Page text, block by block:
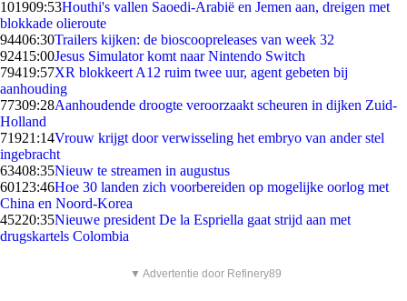
101909:53Houthi's vallen Saoedi-Arabië en Jemen aan, dreigen met
blokkade olieroute
94406:30Trailers kijken: de bioscoopreleases van week 32
92415:00Jesus Simulator komt naar Nintendo Switch
79419:57XR blokkeert A12 ruim twee uur, agent gebeten bij
aanhouding
77309:28Aanhoudende droogte veroorzaakt scheuren in dijken Zuid-
Holland
71921:14Vrouw krijgt door verwisseling het embryo van ander stel
ingebracht
63408:35Nieuw te streamen in augustus
601 23:46Hoe 30 landen zich voorbereiden op mogelijke oorlog met
China en Noord-Korea
45220:35Nieuwe president De la Espriella gaat strijd aan met
drugskartels Colombia
▼ Advertentie door Refinery89